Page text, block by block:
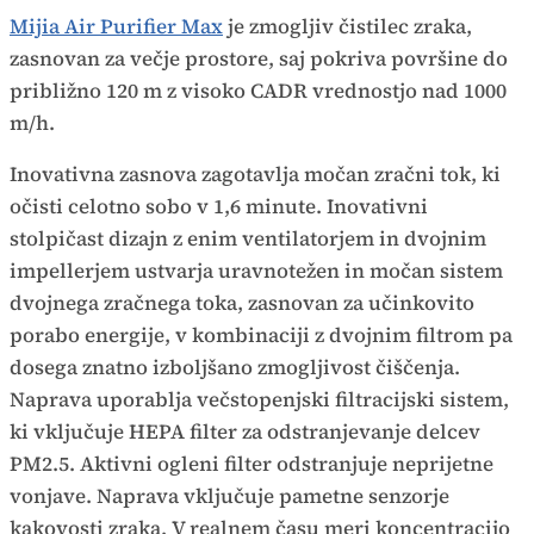
Mijia Air Purifier Maxje zmogljiv čistilec zraka,
zasnovan za večje prostore, saj pokriva površine do
približno 120 m z visoko CADR vrednostjo nad 1000
m/h.
Inovativna zasnova zagotavlja močan zračni tok, ki
očisti celotno sobo v 1,6 minute. Inovativni
stolpičast dizajn z enim ventilatorjem in dvojnim
impellerjem ustvarja uravnotežen in močan sistem
dvojnega zračnega toka, zasnovan za učinkovito
porabo energije, v kombinaciji z dvojnim filtrom pa
dosega znatno izboljšano zmogljivost čiščenja.
Naprava uporablja večstopenjski filtracijski sistem,
ki vključuje HEPA filter za odstranjevanje delcev
PM2.5. Aktivni ogleni filter odstranjuje neprijetne
vonjave. Naprava vključuje pametne senzorje